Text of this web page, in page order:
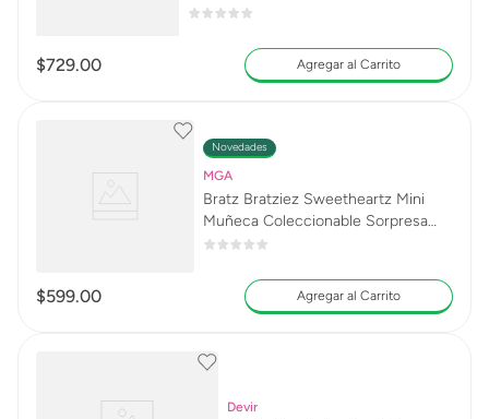
película G2114
$729.00 Agregar al Carrito
Novedades
MGA
Bratz Bratziez Sweetheartz Mini
Muñeca Coleccionable Sorpresa
256199
$599.00 Agregar al Carrito
Devir